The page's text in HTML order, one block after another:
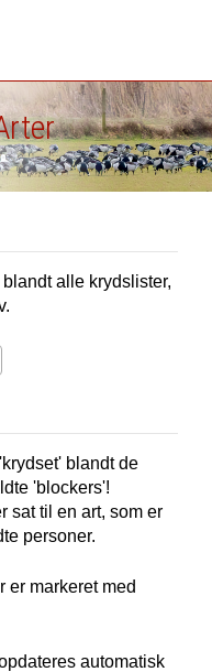
alle krydslister,
blandt de
'blockers'!
sat til en art, som er
personer.
er markeret med
automatisk